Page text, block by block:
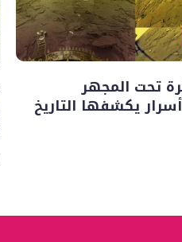
تحت المجهر
يكشفها التاريخ